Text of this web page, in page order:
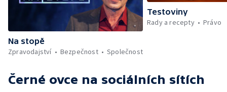
Na stopě
Zpravodajství
Bezpečnost Společnost
Testoviny
Rady a recepty
Právo
Černé ovce na sociálních sítích